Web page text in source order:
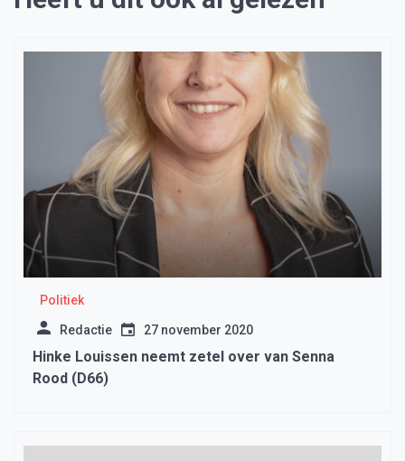
Politiek
Redactie 27 november 2020
Hinke Louissen neemt zetel over van Senna
Rood (D66)